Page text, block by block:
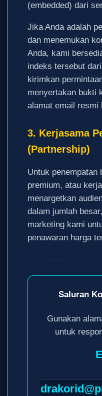
(embedded) dari
Jika Anda adalah
dan menemukan
Anda, kami
indeks tersebut
kirimkan
menyertakan bukti
alamat email resmi
3. Kerjasama
(Partnership)
Untuk penempatan
premium, atau
menargetkan
dalam jumlah
marketing kami
penawaran harga
Saluran
Gunakan
untuk